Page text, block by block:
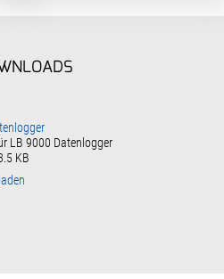
LB 9000 Datenlogger
KB